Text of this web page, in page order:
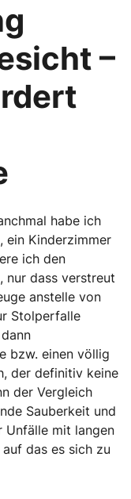
–
habe ich
ein Kinderzimmer
ich den
nur dass verstreut
anstelle von
Stolperfalle
bzw. einen völlig
der definitiv keine
der Vergleich
Sauberkeit und
Unfälle mit langen
das es sich zu